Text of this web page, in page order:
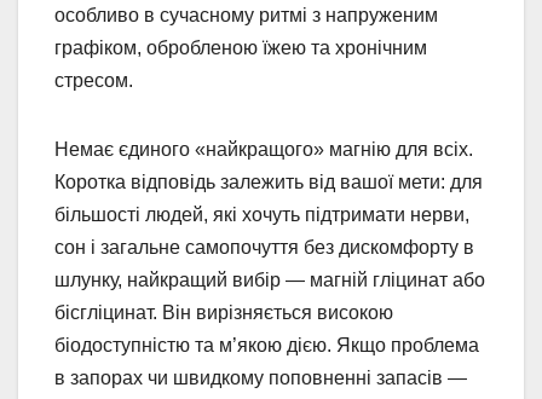
особливо в сучасному ритмі з напруженим
графіком, обробленою їжею та хронічним
стресом.
Немає єдиного «найкращого» магнію для всіх.
Коротка відповідь залежить від вашої мети: для
більшості людей, які хочуть підтримати нерви,
сон і загальне самопочуття без дискомфорту в
шлунку, найкращий вибір — магній гліцинат або
бісгліцинат. Він вирізняється високою
біодоступністю та м’якою дією. Якщо проблема
в запорах чи швидкому поповненні запасів —